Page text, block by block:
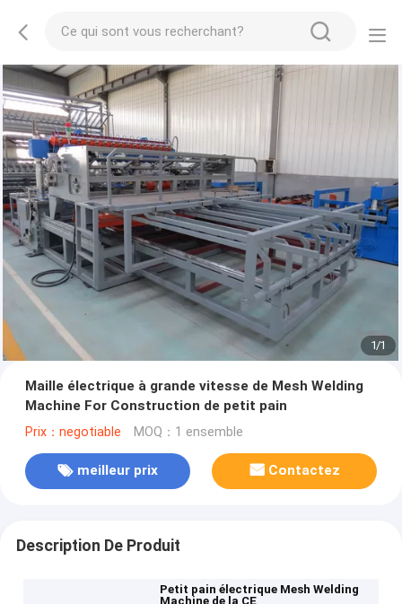
1/1
Maille électrique à grande vitesse de Mesh Welding
Machine For Construction de petit pain
Prix：negotiable MOQ：1 ensemble
meilleur prix Contactez
Description De Produit
Petit pain électrique Mesh Welding
Machine de la CE